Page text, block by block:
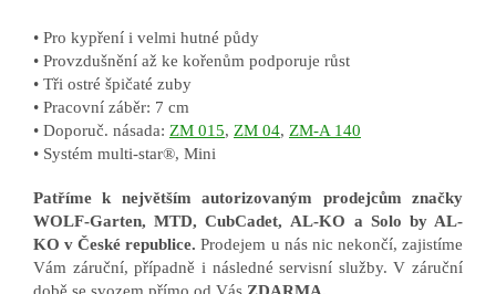
• Pro kypření i velmi hutné půdy
• Provzdušnění až ke kořenům podporuje růst
• Tři ostré špičaté zuby
• Pracovní záběr: 7 cm
• Doporuč. násada: ZM 015, ZM 04, ZM-A 140
• Systém multi-star®, Mini
Patříme k největším autorizovaným prodejcům značky
WOLF-Garten, MTD, CubCadet, AL-KO a Solo by AL-
KO v České republice.Prodejem u nás nic nekončí, zajistíme
Vám záruční, případně i následné servisní služby. V záruční
době se svozem přímo od Vás ZDARMA.